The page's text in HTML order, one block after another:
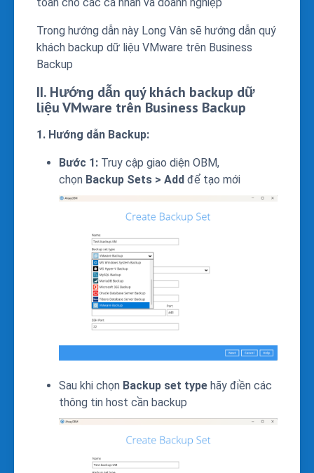
toàn cho các cá nhân và doanh nghiệp
Trong hướng dẫn này Long Vân sẽ hướng dẫn quý
khách backup dữ liệu VMware trên Business
Backup
II. Hướng dẫn quý khách backup dữ
liệu VMware trên Business Backup
1. Hướng dẫn Backup:
Bước 1: Truy cập giao diện OBM,
chọn Backup Sets > Add để tạo mới
Sau khi chọn Backup set type hãy điền các
thông tin host cần backup